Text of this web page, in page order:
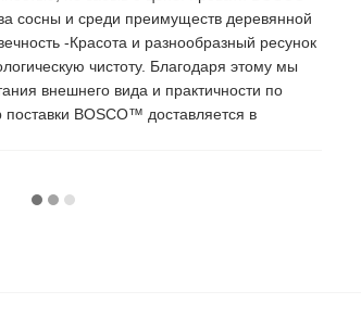
сосны и среди преимуществ деревянной
-Красота и разнообразный ресунок
чистоту. Благодаря этому мы
внешнего вида и практичности по
BOSCO™ доставляется в